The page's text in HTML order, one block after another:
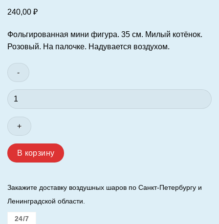
240,00 ₽
Фольгированная мини фигура. 35 см. Милый котёнок.
Розовый. На палочке. Надувается воздухом.
Количество
товара
Шар
(14"/35
Фигура-
мини
Милый
Розовый.
В корзину
Закажите доставку воздушных шаров по Санкт-Петербургу и
Ленинградской области.
24/7